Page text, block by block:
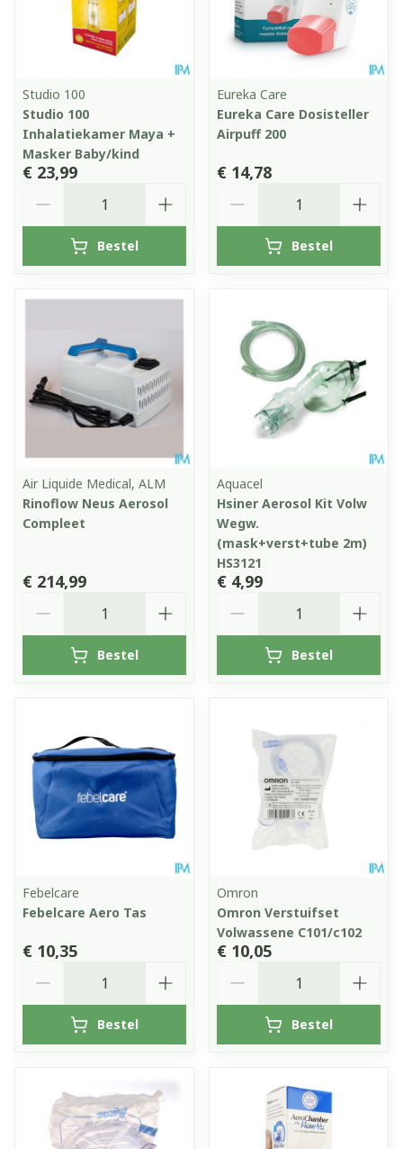
Studio 100
Studio 100
Inhalatiekamer Maya +
Masker Baby/kind
€ 23,99
Bestel
Eureka Care
Eureka Care Dosisteller
Airpuff 200
€ 14,78
Bestel
Air Liquide Medical, ALM
Rinoflow Neus Aerosol
Compleet
€ 214,99
Bestel
Aquacel
Hsiner Aerosol Kit Volw
Wegw.
(mask+verst+tube 2m)
HS3121
€ 4,99
Bestel
Febelcare
Febelcare Aero Tas
€ 10,35
Bestel
Omron
Omron Verstuifset
Volwassene C101/c102
€ 10,05
Bestel